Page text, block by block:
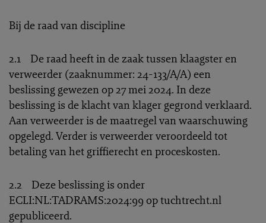
Bij de raad van discipline
2.1 De raad heeft in de zaak tussen klaagster en
verweerder (zaaknummer: 24-133/A/A) een
beslissing gewezen op 27 mei 2024. In deze
beslissing is de klacht van klager gegrond verklaard.
Aan verweerder is de maatregel van waarschuwing
opgelegd. Verder is verweerder veroordeeld tot
betaling van het griffierecht en proceskosten.
2.2 Deze beslissing is onder
ECLI:NL:TADRAMS:2024:99 op tuchtrecht.nl
gepubliceerd.